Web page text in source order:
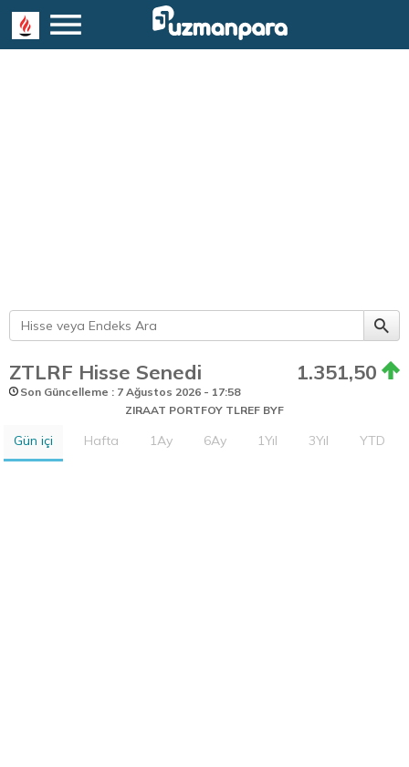
ZTLRF Hisse Senedi 1.351,50
Son Güncelleme : 7 Ağustos 2026 - 17:58
ZIRAAT PORTFOY TLREF BYF
Gün içi Hafta 1Ay 6Ay 1Yıl 3Yıl YTD